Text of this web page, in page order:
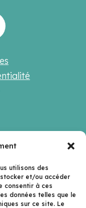
utilisons des
et/ou accéder
consentir à ces
données telles que le
sur ce site. Le
? Une